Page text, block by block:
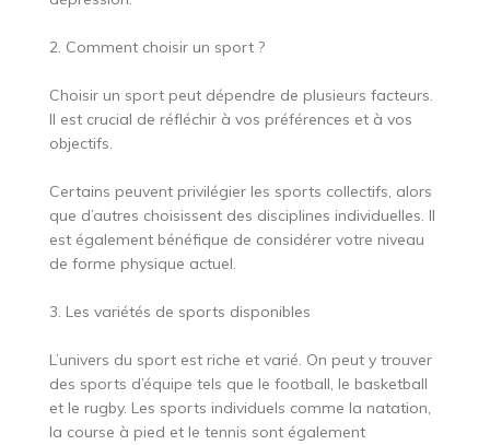
2. Comment choisir un sport ?
Choisir un sport peut dépendre de plusieurs facteurs.
Il est crucial de réfléchir à vos préférences et à vos
objectifs.
Certains peuvent privilégier les sports collectifs, alors
que d’autres choisissent des disciplines individuelles. Il
est également bénéfique de considérer votre niveau
de forme physique actuel.
3. Les variétés de sports disponibles
L’univers du sport est riche et varié. On peut y trouver
des sports d’équipe tels que le football, le basketball
et le rugby. Les sports individuels comme la natation,
la course à pied et le tennis sont également